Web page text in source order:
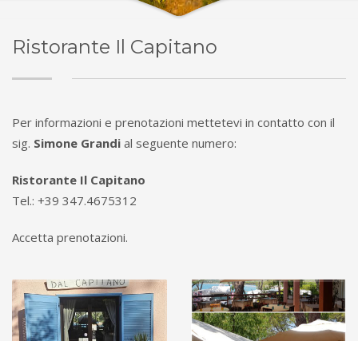
Ristorante Il Capitano
Per informazioni e prenotazioni mettetevi in contatto con il
sig. Simone Grandi al seguente numero:
Ristorante Il Capitano
Tel.: +39 347.4675312
Accetta prenotazioni.